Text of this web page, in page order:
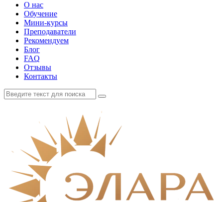
О нас
Обучение
Мини-курсы
Преподаватели
Рекомендуем
Блог
FAQ
Отзывы
Контакты